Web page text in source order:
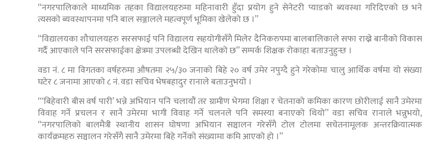
“नगरपालिकाले माध्यमिक तहका विद्यालयहरुमा महिनावारी हुँदा प्रयोग हुने सेनेटरी प्याडको ब्यवस्था गरिदिएको छ भने
त्यसको ब्यवस्थापनमा पनि बाल सञ्जालले महत्वपूर्ण भूमिका खेलेको छ ।”
“विद्यालयका शौचालयहरु सरसफाई पनि विद्यालय सहयोगीसँगै मिलेर दैनिकरुपमा बालबालिकाले सफा राख्ने बानीको विकास
गर्दै आएकाले पनि सरसफाईका क्षेत्रमा उपलब्धी देखिन थालेको छ” सम्पर्क शिक्षक रोकाहा बताउनुहुन्छ ।
वडा नं. ८ मा विगतका वर्षहरुमा औषतमा २५/३० जनाको बिहे २० वर्ष उमेर नपुग्दै हुने गरेकोमा चालु आर्थिक वर्षमा यो संख्या
घटेर ८ जनामा आएको ८ नं. वडा सचिव भेषबहादुर रानाले बताउनुभयो ।
“‘बिहेवारी बीस वर्ष पारी’ भन्ने अभियान पनि चलायौं तर ग्रामीण भेगमा शिक्षा र चेतनाको कमिका कारण छोरीलाई सानै उमेरमा
विवाह गर्ने प्रचलन र सानै उमेरमा भागी विवाह गर्ने चलनले पनि समस्या बनाएको थियो” वडा सचिव रानाले भन्नुभयो,
“नगरपालिको बालमैत्री स्थानीय शासन घोषणा अभियान सञ्चालन गरेसँगै टोल टोलमा सचेतनामूलक अन्तरक्रियात्मक
कार्यक्रमहरु सञ्चालन गरेसँगै सानै उमेरमा बिहे गर्नेको संख्यामा कमि आएको हो ।”